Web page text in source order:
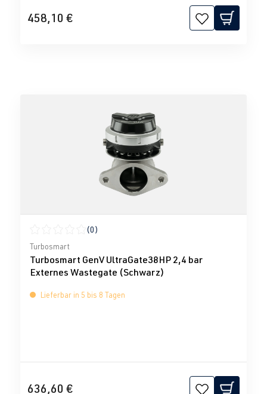
458,10 €
Durchschnittliche Bewertung von 0 von 5 Sternen
(0)
Turbosmart
Turbosmart GenV UltraGate38HP 2,4 bar
Externes Wastegate (Schwarz)
Lieferbar in 5 bis 8 Tagen
636,60 €